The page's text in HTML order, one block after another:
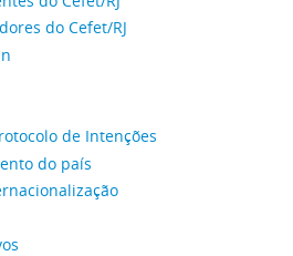
do Cefet/RJ
de Intenções
do país